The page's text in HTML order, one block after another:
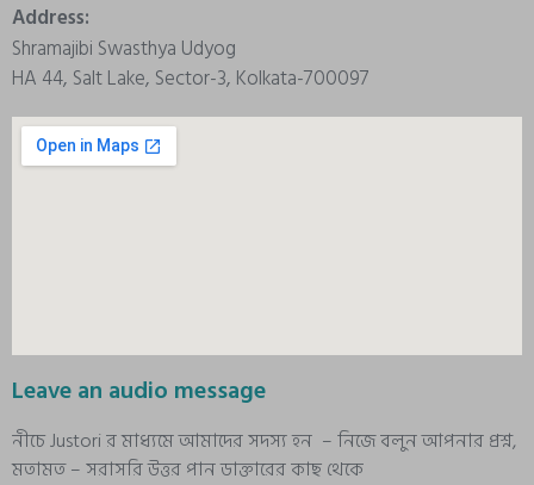
Address:
Shramajibi Swasthya Udyog
HA 44, Salt Lake, Sector-3, Kolkata-700097
Leave an audio message
নীচে Justori র মাধ্যমে আমাদের সদস্য হন – নিজে বলুন আপনার প্রশ্ন,
মতামত – সরাসরি উত্তর পান ডাক্তারের কাছ থেকে